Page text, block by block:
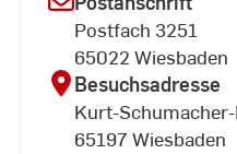
Postfach 3251
65022 Wiesbaden
Besuchsadresse
Kurt-
65197 Wiesbaden